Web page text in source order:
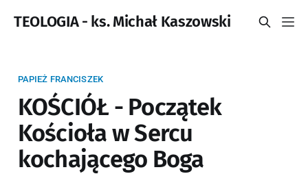
TEOLOGIA - ks. Michał Kaszowski
PAPIEŻ FRANCISZEK
KOŚCIÓŁ - Początek
Kościoła w Sercu
kochającego Boga